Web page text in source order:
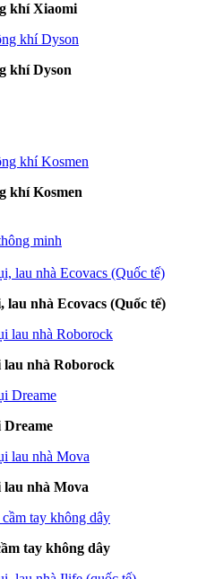
khí Xiaomi
khí Dyson
khí Kosmen
minh
lau nhà Ecovacs (Quốc tế)
nhà Roborock
nhà Mova
tay không dây